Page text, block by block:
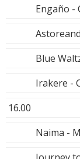
Engaño -
Blue
Irakere -
16.00
Naima -